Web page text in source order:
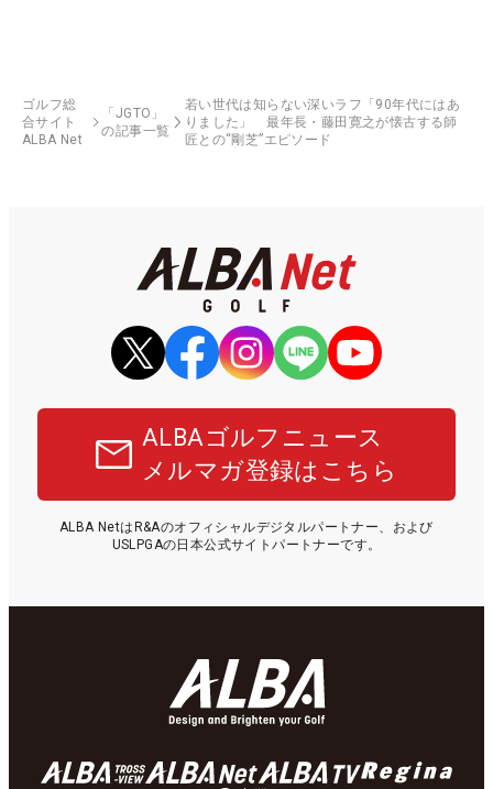
ゴルフ総
合サイト
ALBA Net
「JGTO」
の記事一覧
若い世代は知らない深いラフ「90年代にはあ
りました」 最年長・藤田寛之が懐古する師
匠との“剛芝”エピソード
ALBAゴルフニュース
メルマガ登録はこちら
ALBA NetはR&Aのオフィシャルデジタルパートナー、および
USLPGAの日本公式サイトパートナーです。